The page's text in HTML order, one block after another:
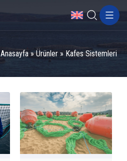
Anasayfa »Ürünler » Kafes Sistemleri